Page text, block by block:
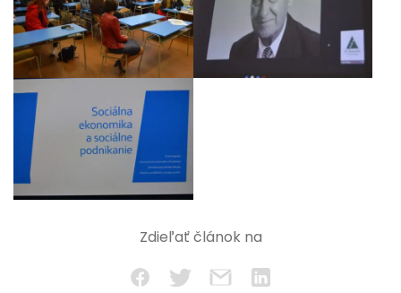
Zdieľať článok na